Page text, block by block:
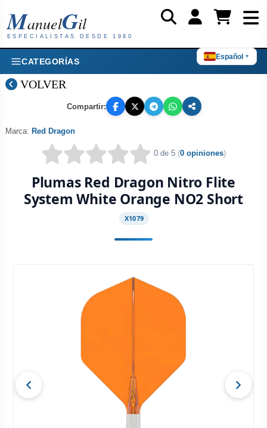
Español ▼
ManuelGil
ESPECIALISTAS DESDE 1980
CATEGORÍAS
VOLVER
Compartir:
0 de 5 (0 opiniones)
Plumas Red Dragon Nitro Flite
System White Orange NO2 Short
X1079
Marca: Red Dragon